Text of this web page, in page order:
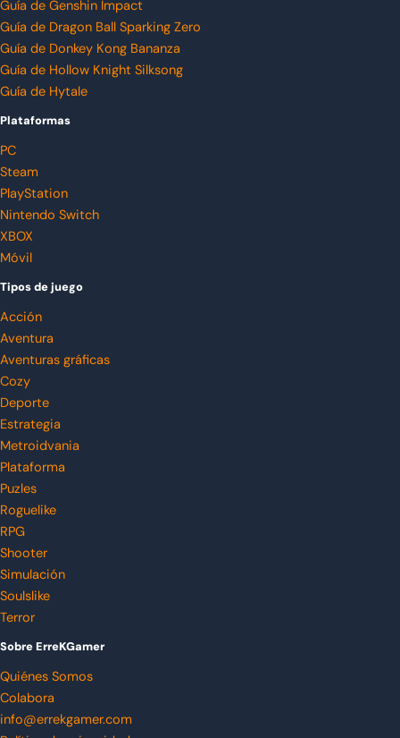
Guía de Genshin Impact
Guía de Dragon Ball Sparking Zero
Guía de Donkey Kong Bananza
Guía de Hollow Knight Silksong
Guía de Hytale
Plataformas
PC
Steam
PlayStation
Nintendo Switch
XBOX
Móvil
Tipos de juego
Acción
Aventura
Aventuras gráficas
Cozy
Deporte
Estrategia
Metroidvania
Plataforma
Puzles
Roguelike
RPG
Shooter
Simulación
Soulslike
Terror
Sobre ErreKGamer
Quiénes Somos
Colabora
info@errekgamer.com